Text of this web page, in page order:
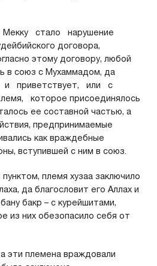
стало нарушение
договора,
этому договору, любой
в союз с Мухаммадом, да
и приветствует, или с
которое присоединялось
ее составной частью, а
предпринимаемые
как враждебные
вступившей с ним в союз.
племя хузаа заключило
да благословит его Аллах и
бакр – с курейшитами,
из них обезопасило себя от
эти племена враждовали